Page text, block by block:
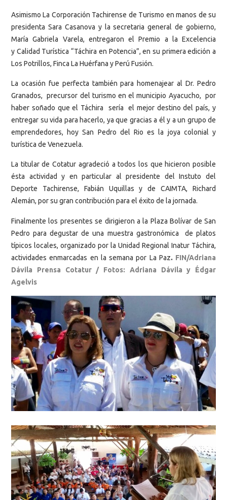
Asimismo La Corporación Tachirense de Turismo en manos de su
presidenta Sara Casanova y la secretaria general de gobierno,
María Gabriela Varela, entregaron el Premio a la Excelencia
y Calidad Turística “Táchira en Potencia”, en su primera edición a
Los Potrillos, Finca La Huérfana y Perú Fusión.
La ocasión fue perfecta también para homenajear al Dr. Pedro
Granados, precursor del turismo en el municipio Ayacucho, por
haber soñado que el Táchira sería el mejor destino del país, y
entregar su vida para hacerlo, ya que gracias a él y a un grupo de
emprendedores, hoy San Pedro del Rio es la joya colonial y
turística de Venezuela.
La titular de Cotatur agradeció a todos los que hicieron posible
ésta actividad y en particular al presidente del Instuto del
Deporte Tachirense, Fabián Uquillas y de CAIMTA, Richard
Alemán, por su gran contribución para el éxito de la jornada.
Finalmente los presentes se dirigieron a la Plaza Bolívar de San
Pedro para degustar de una muestra gastronómica de platos
típicos locales, organizado por la Unidad Regional Inatur Táchira,
actividades enmarcadas en la semana por La Paz. FIN/Adriana
Dávila Prensa Cotatur / Fotos: Adriana Dávila y Édgar
Agelvis